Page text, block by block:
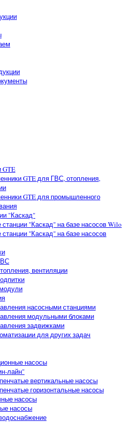
GTE
GTE для ГВС, отопления,
GTE для промышленного
"Каскад"
"Каскад" на базе насосов Wilo
"Каскад" на базе насосов
вентиляции
насосными станциями
модульными блоками
задвижками
для других задач
насосы
лайн"
вертикальные насосы
горизонтальные насосы
насосы
насосы